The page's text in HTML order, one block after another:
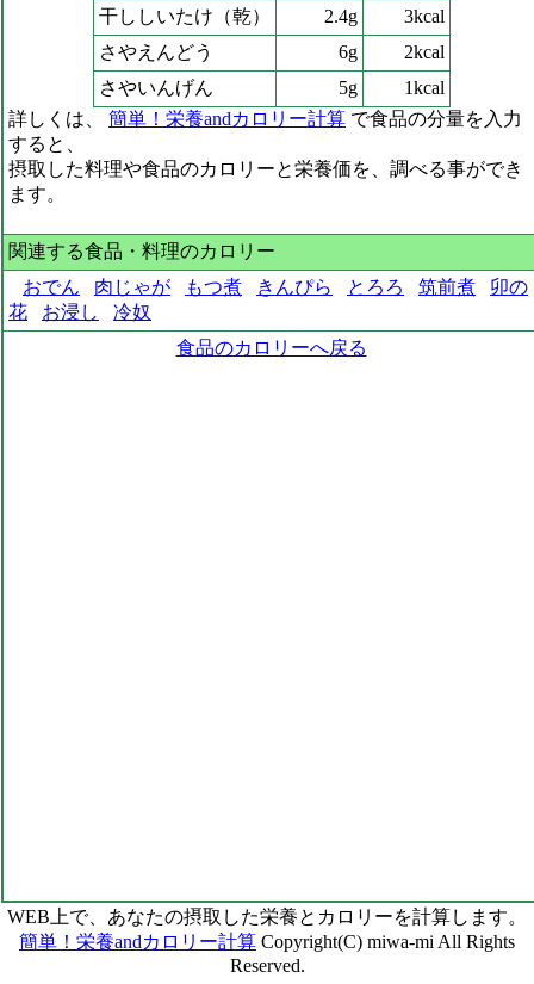
干ししいたけ（乾）
2.4g
3kcal
さやえんどう
6g
2kcal
さやいんげん
5g
1kcal
詳しくは、 簡単！栄養andカロリー計算 で食品の分量を入力
すると、
摂取した料理や食品のカロリーと栄養価を、調べる事ができ
ます。
関連する食品・料理のカロリー
おでん
肉じゃが もつ煮 きんぴら とろろ 筑前煮
卯の
花
お浸し
冷奴
食品のカロリーへ戻る
WEB上で、あなたの摂取した栄養とカロリーを計算します。
簡単！栄養andカロリー計算 Copyright(C) miwa-mi All Rights
Reserved.